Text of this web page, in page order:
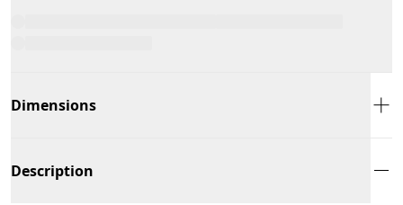
Dimensions
Description